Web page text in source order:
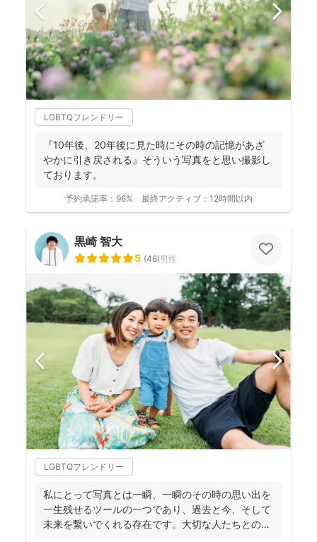
LGBTQフレンドリー
『10年後、20年後に見た時にその時の記憶があざ
やかに引き戻される』そういう写真をと思い撮影し
ております。
予約承諾率： 96% 最終アクティブ： 12時間以内
黒崎 智大
5 (46)男性
LGBTQフレンドリー
私にとって写真とは一瞬、一瞬のその時の思い出を
一生残せるツールの一つであり、過去と今、そして
未来を繋いでくれる存在です。大切な人たちとの写